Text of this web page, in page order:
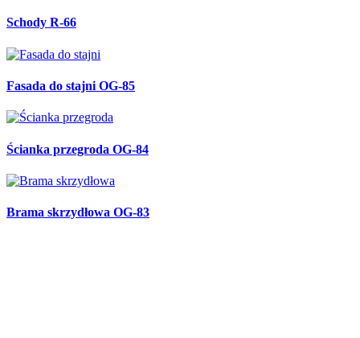
Schody R-66
Fasada do stajni OG-85
Ścianka przegroda OG-84
Brama skrzydłowa OG-83